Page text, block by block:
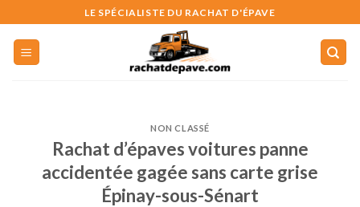
to
content
LE SPÉCIALISTE DU RACHAT D'ÉPAVE
NON CLASSÉ
Rachat d’épaves voitures panne
accidentée gagée sans carte grise
Épinay-sous-Sénart